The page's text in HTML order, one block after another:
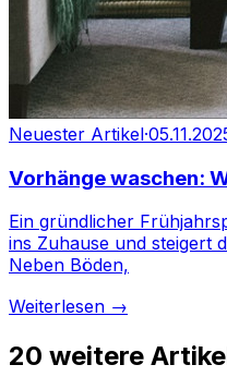
Neuester Artikel·
Vorhänge waschen:
Ein gründlicher
ins Zuhause und steigert
Neben Böden,
Weiterlesen →
20 weitere